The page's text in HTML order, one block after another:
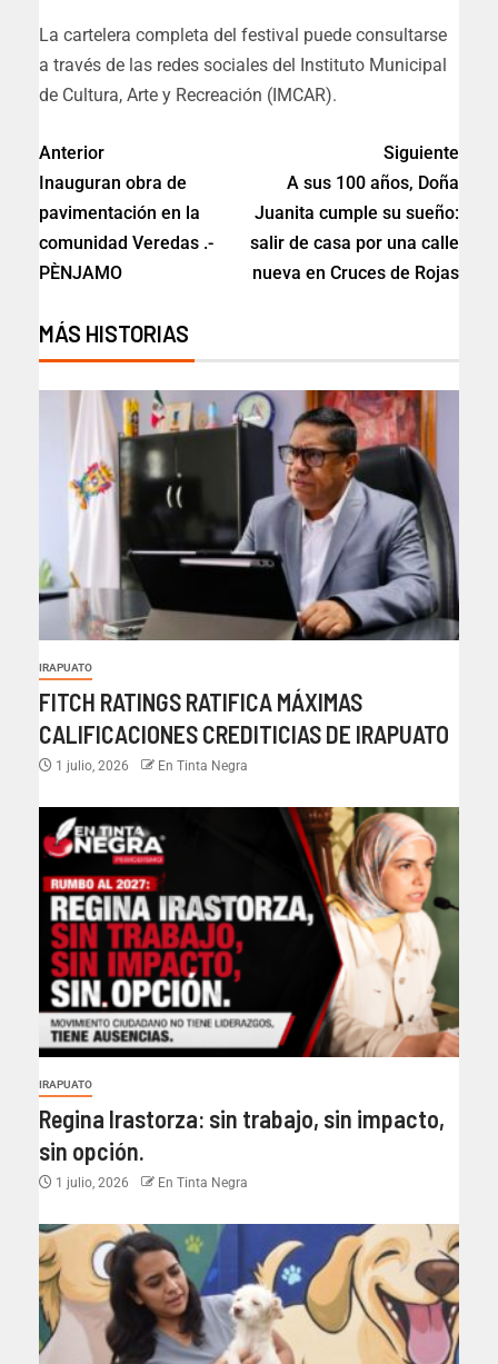
La cartelera completa del festival puede consultarse
a través de las redes sociales del Instituto Municipal
de Cultura, Arte y Recreación (IMCAR).
Anterior
Inauguran obra de
pavimentación en la
comunidad Veredas .-
PÈNJAMO
Siguiente
A sus 100 años, Doña
Juanita cumple su sueño:
salir de casa por una calle
nueva en Cruces de Rojas
MÁS HISTORIAS
IRAPUATO
FITCH RATINGS RATIFICA MÁXIMAS
CALIFICACIONES CREDITICIAS DE IRAPUATO
1 julio, 2026 En Tinta Negra
IRAPUATO
Regina Irastorza: sin trabajo, sin impacto,
sin opción.
1 julio, 2026 En Tinta Negra